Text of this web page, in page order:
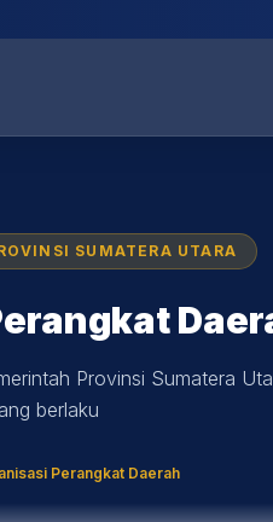
SUMATERA UTARA
Provinsi Sumatera
berlaku
Perangkat Daerah